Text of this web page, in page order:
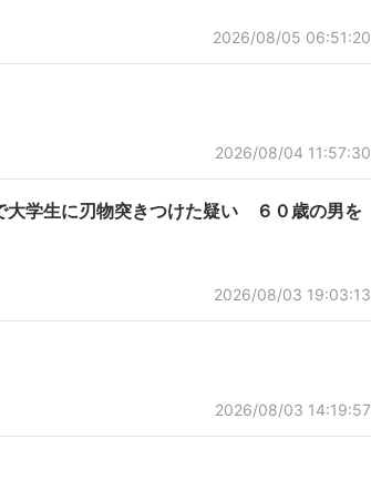
2026/08/05 06:51:20
2026/08/04 11:57:30
大学生に刃物突きつけた疑い ６０歳の男を
2026/08/03 19:03:13
2026/08/03 14:19:57